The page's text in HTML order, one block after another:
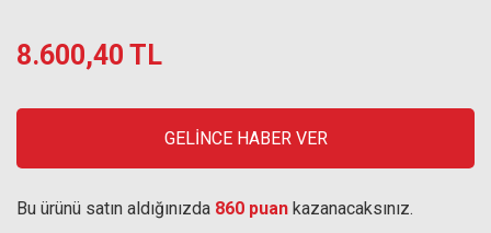
8.600,40 TL
GELİNCE HABER VER
Bu ürünü satın aldığınızda 860 puan kazanacaksınız.